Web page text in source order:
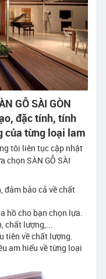
GỖ SÀI GÒN
đặc tính, tính
của từng loại lam
tôi liên tục cập nhật
chọn SÀN GỖ SÀI
đảm bảo cả về chất
hồ cho bạn chọn lựa.
chất lượng,...
tiên về chất lượng.
am hiểu về từng loại